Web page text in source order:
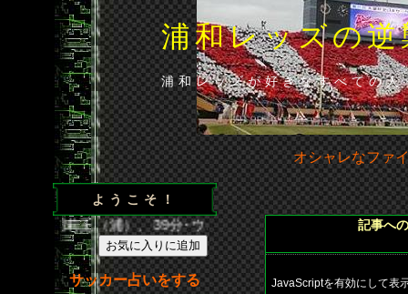
浦和レッズの
浦和レッズが好きなすべての
オシャレなファ
ようこそ！
･闘莉王（浦）、39分･ウェズレイ（広）、86分･山田（
サッカー占いをする
記事へ
JavaScriptを有効にして表